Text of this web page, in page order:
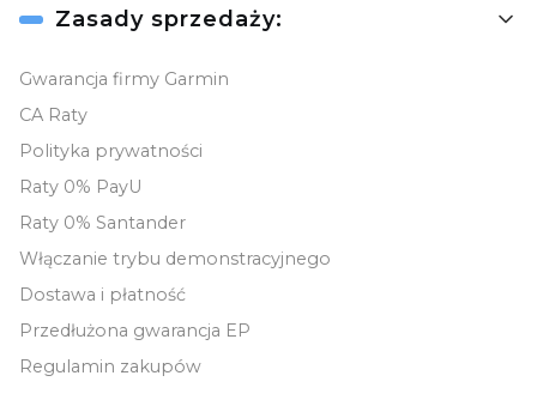
Zasady sprzedaży:
Gwarancja firmy Garmin
CA Raty
Polityka prywatności
Raty 0% PayU
Raty 0% Santander
Włączanie trybu demonstracyjnego
Dostawa i płatność
Przedłużona gwarancja EP
Regulamin zakupów